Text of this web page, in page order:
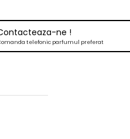
ne !
telefonic parfumul preferat